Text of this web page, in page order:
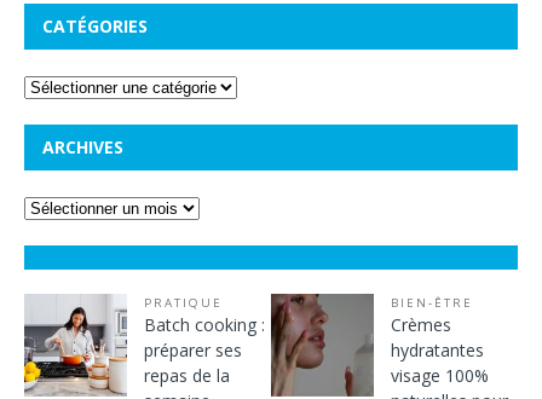
CATÉGORIES
ARCHIVES
PRATIQUE
Batch cooking :
préparer ses
repas de la
BIEN-ÊTRE
Crèmes
hydratantes
visage 100%